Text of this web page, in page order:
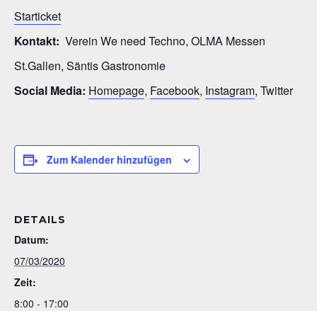
Starticket
Kontakt: Verein We need Techno, OLMA Messen
St.Gallen, Säntis Gastronomie
Social Media: Homepage, Facebook, Instagram, Twitter
Zum Kalender hinzufügen
DETAILS
Datum:
07/03/2020
Zeit:
8:00 - 17:00